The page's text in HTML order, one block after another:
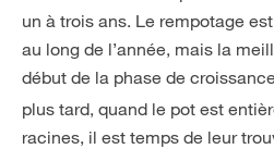
un à trois ans. Le rempotage
au long de l’année, mais la
début de la phase de croissance
plus tard, quand le pot est
racines, il est temps de leur